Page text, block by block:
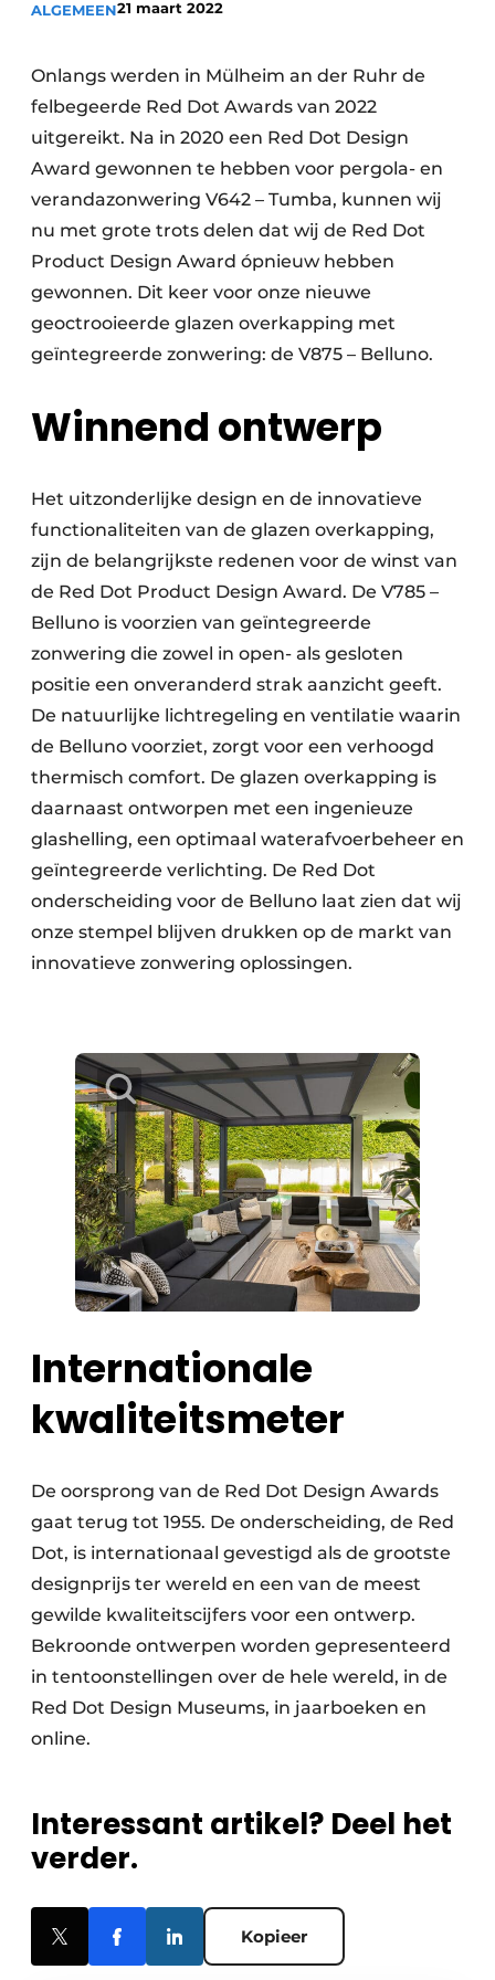
Podcasts
Vacature aanmelden
Vacatures
Video’s
ALGEMEEN21 maart 2022
Onlangs werden in Mülheim an der Ruhr de
felbegeerde Red Dot Awards van 2022
uitgereikt. Na in 2020 een Red Dot Design
Award gewonnen te hebben voor pergola- en
verandazonwering V642 – Tumba, kunnen wij
nu met grote trots delen dat wij de Red Dot
Product Design Award ópnieuw hebben
gewonnen. Dit keer voor onze nieuwe
geoctrooieerde glazen overkapping met
geïntegreerde zonwering: de V875 – Belluno.
Winnend ontwerp
Het uitzonderlijke design en de innovatieve
functionaliteiten van de glazen overkapping,
zijn de belangrijkste redenen voor de winst van
de Red Dot Product Design Award. De V785 –
Belluno is voorzien van geïntegreerde
zonwering die zowel in open- als gesloten
positie een onveranderd strak aanzicht geeft.
De natuurlijke lichtregeling en ventilatie waarin
de Belluno voorziet, zorgt voor een verhoogd
thermisch comfort. De glazen overkapping is
daarnaast ontworpen met een ingenieuze
glashelling, een optimaal waterafvoerbeheer en
geïntegreerde verlichting. De Red Dot
onderscheiding voor de Belluno laat zien dat wij
onze stempel blijven drukken op de markt van
innovatieve zonwering oplossingen.
Internationale
kwaliteitsmeter
De oorsprong van de Red Dot Design Awards
gaat terug tot 1955. De onderscheiding, de Red
Dot, is internationaal gevestigd als de grootste
designprijs ter wereld en een van de meest
gewilde kwaliteitscijfers voor een ontwerp.
Bekroonde ontwerpen worden gepresenteerd
in tentoonstellingen over de hele wereld, in de
Red Dot Design Museums, in jaarboeken en
online.
Interessant artikel? Deel het
verder.
Kopieer